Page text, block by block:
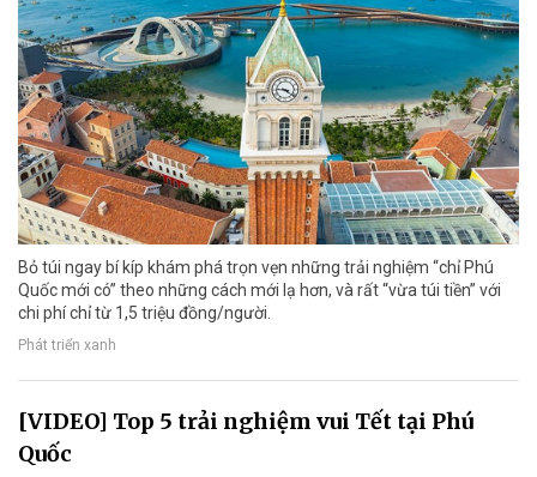
Bỏ túi ngay bí kíp khám phá trọn vẹn những trải nghiệm “chỉ Phú
Quốc mới có” theo những cách mới lạ hơn, và rất “vừa túi tiền” với
chi phí chỉ từ 1,5 triệu đồng/người.
Phát triển xanh
[VIDEO] Top 5 trải nghiệm vui Tết tại Phú
Quốc